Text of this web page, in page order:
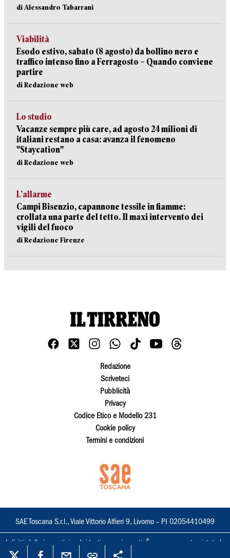
di Alessandro Tabarrani
Viabilità
Esodo estivo, sabato (8 agosto) da bollino nero e
traffico intenso fino a Ferragosto – Quando conviene
partire
di Redazione web
Lo studio
Vacanze sempre più care, ad agosto 24 milioni di
italiani restano a casa: avanza il fenomeno
"Staycation"
di Redazione web
L’allarme
Campi Bisenzio, capannone tessile in fiamme:
crollata una parte del tetto. Il maxi intervento dei
vigili del fuoco
di Redazione Firenze
Redazione
Scriveteci
Pubblicità
Privacy
Codice Etico e Modello 231
Cookie policy
Termini e condizioni
SAE Toscana S.r.l., Viale Vittorio Alfieri 9, Livorno – PI 02054410499
I diritti delle immagini e dei testi sono riservati. È espressamente vietata la
loro riproduzione con qualsiasi mezzo e l'adattamento totale o parziale.